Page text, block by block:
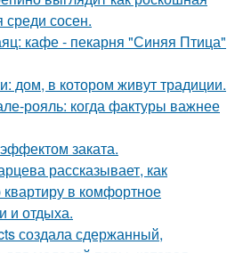
сосен.
кафе - пекарня "Синяя Птица"
дом, в котором живут традиции.
рояль: когда фактуры важнее
заката.
рассказывает, как
в комфортное
и отдыха.
создала сдержанный,